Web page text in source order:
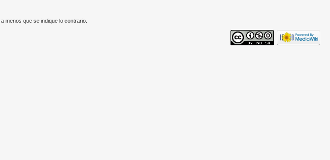
a menos que se indique lo contrario.